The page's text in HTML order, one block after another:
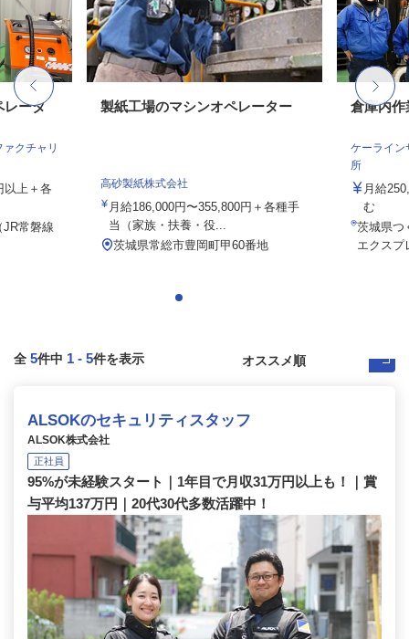
レータ
クチャリ
以上＋各
JR常磐線
製紙工場のマシンオペレーター
高砂製紙株式会社
月給186,000円〜355,800円＋各種手
当（家族・扶養・役...
茨城県常総市豊岡町甲60番地
倉庫内作
ケーライ
所
月給
む
茨城県つ
エクスプ
全 5件中 1 - 5件を表示
ALSOKのセキュリティスタッフ
ALSOK株式会社
正社員
95%が未経験スタート｜1年目で月収31万円以上も！｜賞
与平均137万円｜20代30代多数活躍中！